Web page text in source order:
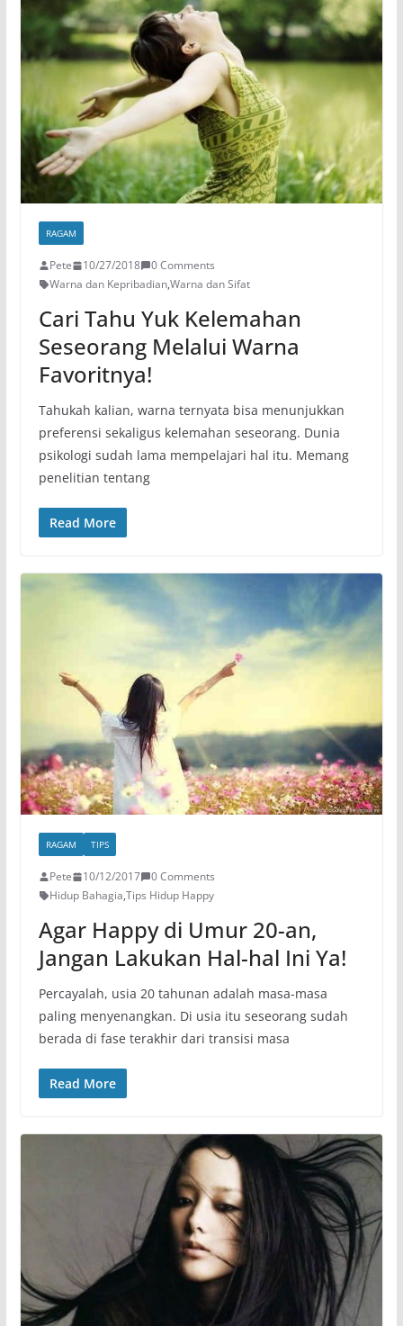
RAGAM
Pete 10/27/2018
0 Comments
Warna dan Kepribadian,Warna dan Sifat
Cari Tahu Yuk Kelemahan
Seseorang Melalui Warna
Favoritnya!
Tahukah kalian, warna ternyata bisa menunjukkan
preferensi sekaligus kelemahan seseorang. Dunia
psikologi sudah lama mempelajari hal itu. Memang
penelitian tentang
Read More
RAGAM TIPS
Pete 10/12/2017
0 Comments
Hidup Bahagia,Tips Hidup Happy
Agar Happy di Umur 20-an,
Jangan Lakukan Hal-hal Ini Ya!
Percayalah, usia 20 tahunan adalah masa-masa
paling menyenangkan. Di usia itu seseorang sudah
berada di fase terakhir dari transisi masa
Read More